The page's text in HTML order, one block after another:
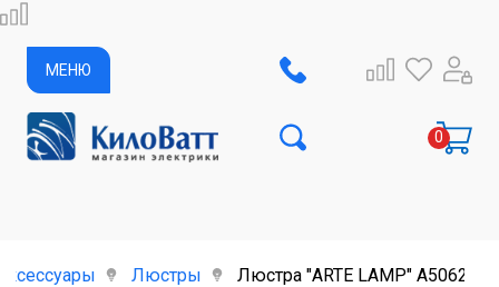
МЕНЮ
Люстры Люстра "ARTE LAMP"